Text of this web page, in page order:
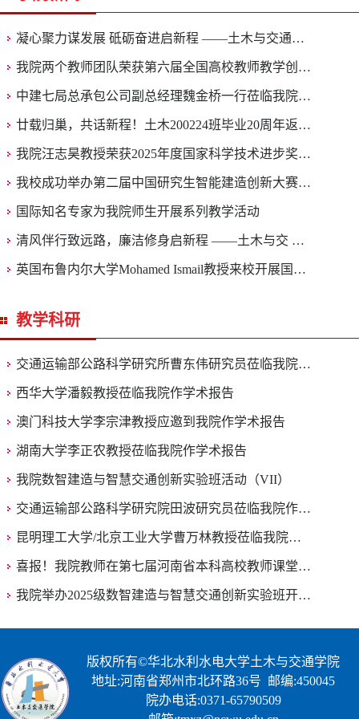
凝心聚力谋发展 砥砺奋进启新程 ——土木与交通…
我院两个教师团队荣获第六届全国高校教师教学创…
中建七局总承包公司副总经理魏金桥一行莅临我院…
廿载归巢，共话新程！土木200224班毕业20周年返…
我院汪志昊教授荣获2025年度国家科学技术进步奖…
我校成功举办第二届中国研究生智能建造创新大赛…
国际知名专家为我院师生开展系列教学活动
清风伴行致远路，廉洁修身启新程 ——土木与交 …
英国布鲁内尔大学Mohamed Ismail教授来校开展国…
教学科研
交通运输部公路科学研究所曹东伟研究员莅临我院…
西华大学潘毅教授莅临我院作学术报告
澳门科技大学李宗津教授应邀到我院作学术报告
湖南大学李正农教授莅临我院作学术报告
我院数智建造与智慧交通创新实验班活动（VII）
交通运输部公路科学研究院田波研究员莅临我院作…
昆明理工大学/北京工业大学曹万林教授莅临我院…
喜报！我院教师在第七届河南省本科高校教师课堂…
我院举办2025级数智建造与智慧交通创新实验班开…
版权所有©华北水利水电大学土木与交通学院
地址:河南省郑州市北环路36号 邮编:450045
院办电话:0371-65790509